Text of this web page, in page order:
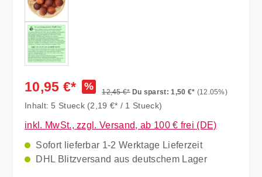
10,95 €* % 12,45 €* Du sparst: 1,50 €* (12.05%)
Inhalt: 5 Stueck (2,19 €* / 1 Stueck)
inkl. MwSt., zzgl. Versand, ab 100 € frei (DE)
Sofort lieferbar 1-2 Werktage Lieferzeit
DHL Blitzversand aus deutschem Lager